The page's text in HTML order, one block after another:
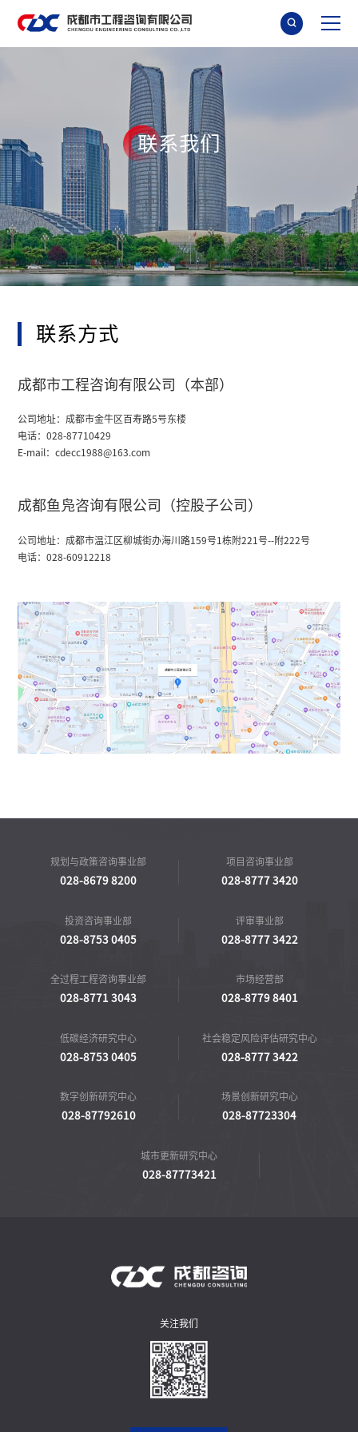

联系我们
联系方式
成都市工程咨询有限公司（本部）
公司地址：成都市金牛区百寿路5号东楼
电话：028-87710429
E-mail：cdecc1988@163.com
成都鱼凫咨询有限公司（控股子公司）
公司地址：成都市温江区柳城街办海川路159号1栋附221号--附222号
电话：028-60912218
规划与政策咨询事业部
028-8679 8200
项目咨询事业部
028-8777 3420
投资咨询事业部
028-8753 0405
评审事业部
028-8777 3422
全过程工程咨询事业部
028-8771 3043
市场经营部
028-8779 8401
低碳经济研究中心
028-8753 0405
社会稳定风险评估研究中心
028-8777 3422
数字创新研究中心
028-87792610
场景创新研究中心
028-87723304
城市更新研究中心
028-87773421
关注我们